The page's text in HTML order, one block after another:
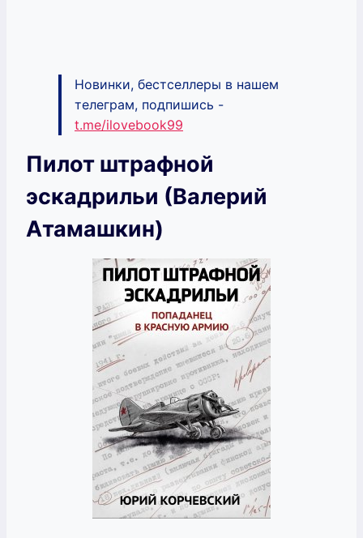
Новинки, бестселлеры в нашем
телеграм, подпишись -
t.me/ilovebook99
Пилот штрафной
эскадрильи (Валерий
Атамашкин)